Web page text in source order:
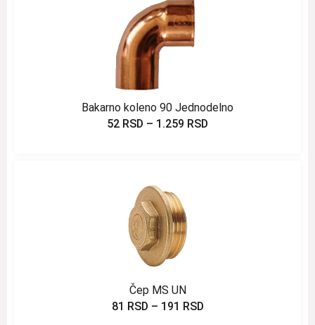
Bakarno koleno 90 Jednodelno
52 RSD – 1.259 RSD
Čep MS UN
81 RSD – 191 RSD